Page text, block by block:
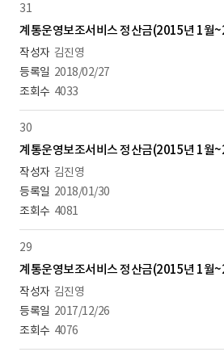
31
계통운영보조서비스 정산금(2015년 1월
김진영
2018/02/27
4033
30
계통운영보조서비스 정산금(2015년 1월
김진영
2018/01/30
4081
29
계통운영보조서비스 정산금(2015년 1월
김진영
2017/12/26
4076